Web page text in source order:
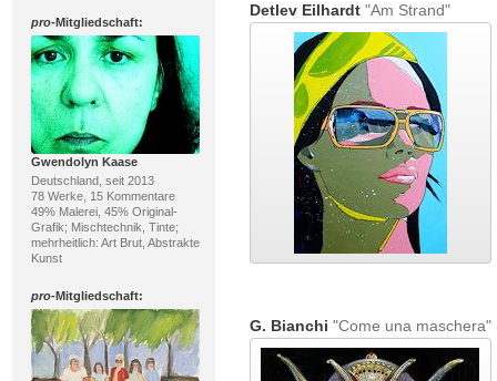
pro-Mitgliedschaft:
Gwendolyn Kaase
Deutschland, seit 2013
78 Werke, 15 Kommentare
49% Malerei, 45% Original-
Grafik; Mischtechnik, Tinte;
mehrheitlich: Art Brut, Abstrakte
Kunst
pro-Mitgliedschaft:
Detlev Eilhardt"Am Strand"
G. Bianchi "Come una maschera"